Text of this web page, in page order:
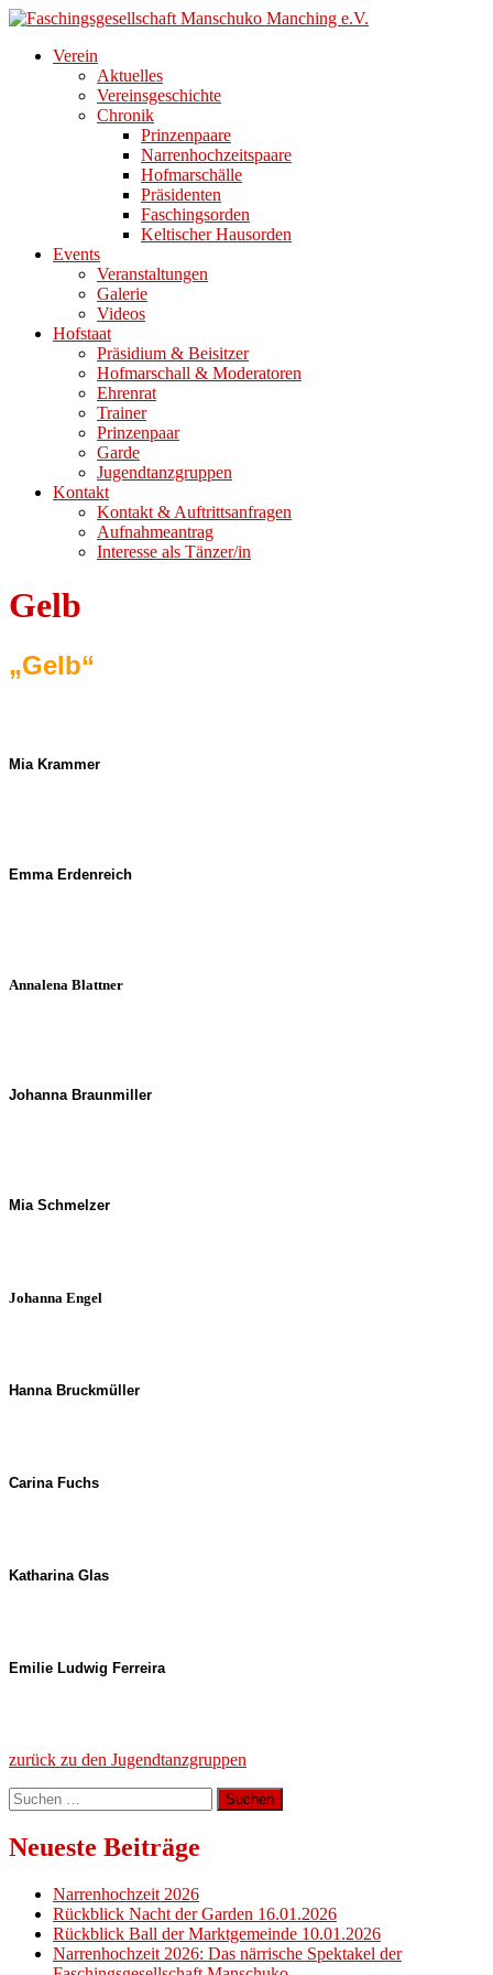
Direkt
Inhalt
Verein
Aktuelles
Vereinsgeschichte
Chronik
Prinzenpaare
Narrenhochzeitspaare
Hofmarschälle
Präsidenten
Faschingsorden
Keltischer Hausorden
Events
Veranstaltungen
Galerie
Videos
Hofstaat
Präsidium & Beisitzer
Hofmarschall & Moderatoren
Ehrenrat
Trainer
Prinzenpaar
Garde
Jugendtanzgruppen
Kontakt
Kontakt & Auftrittsanfragen
Aufnahmeantrag
Interesse als Tänzer/in
Gelb
„Gelb“
Mia Krammer
Emma Erdenreich
Annalena Blattner
Johanna Braunmiller
Mia Schmelzer
Johanna Engel
Hanna Bruckmüller
Carina Fuchs
Katharina Glas
Emilie Ludwig Ferreira
zurück zu den Jugendtanzgruppen
Suchen
nach:
Neueste Beiträge
Narrenhochzeit 2026
Rückblick Nacht der Garden 16.01.2026
Rückblick Ball der Marktgemeinde 10.01.2026
Narrenhochzeit 2026: Das närrische Spektakel der